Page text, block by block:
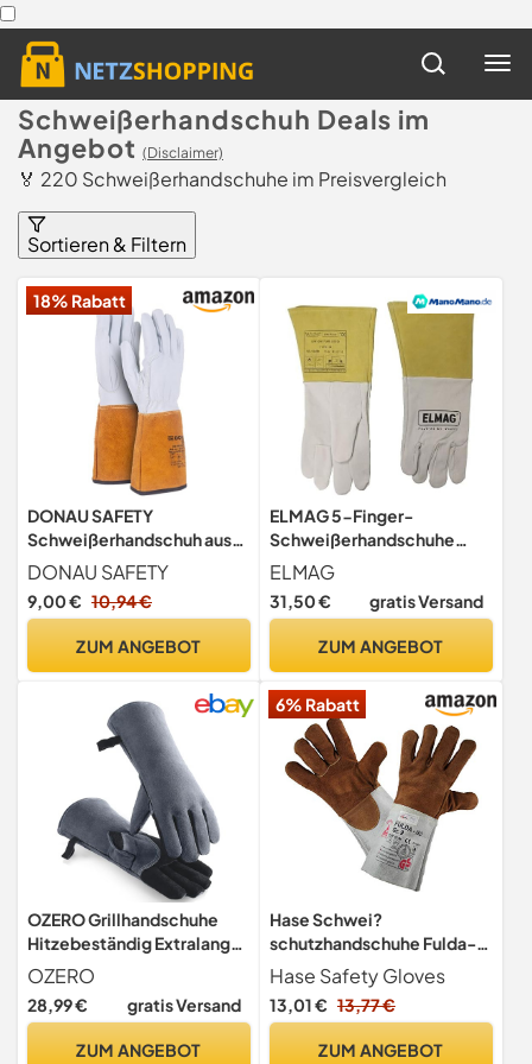
Schweißerhandschuh Deals im
Angebot (Disclaimer)
🏅 220 Schweißerhandschuhe im Preisvergleich
Sortieren & Filtern
18% Rabatt
DONAU SAFETY
Schweißerhandschuh aus
Ziegennarbenleder für TIG-
Schweißen/Kevlar/Größe
9/L, 1 Paar/Softouch, Sehr
Angenehme/Arbeitshands
Leder/Lederhandschuhe
Schutzhandschuhe
DONAU SAFETY
9,00 € 10,94 €
ZUM ANGEBOT
ELMAG 5-Finger-
Schweißerhandschuhe
WELDAS 10-1009 L - 59151
ELMAG
31,50 € gratis Versand
ZUM ANGEBOT
OZERO Grillhandschuhe
Hitzebeständig Extralang
40 cm für Kamin, Dutch
Oven
OZERO
28,99 € gratis Versand
ZUM ANGEBOT
6% Rabatt
Hase Schwei?
schutzhandschuhe Fulda-
ISO - Hitzebest?
ndig/Kevlar-Garn - Gr. 9
Hase Safety Gloves
13,01 € 13,77 €
ZUM ANGEBOT